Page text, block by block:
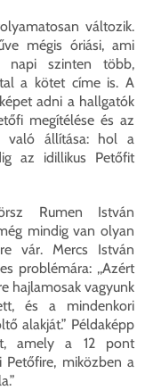
változik.
mégis óriási, ami
napi szinten több,
a kötet címe is. A
adni a hallgatók
megítélése és az
való állítása: hol a
az idillikus Petőfit
Rumen István
mindig van olyan
vár. Mercs István
problémára: ,,Azért
hajlamosak vagyunk
és a mindenkori
alakját.” Példaképp
amely a 12 pont
Petőfire, miközben a